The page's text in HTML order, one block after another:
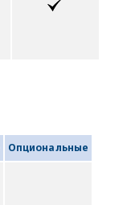
Опциональные